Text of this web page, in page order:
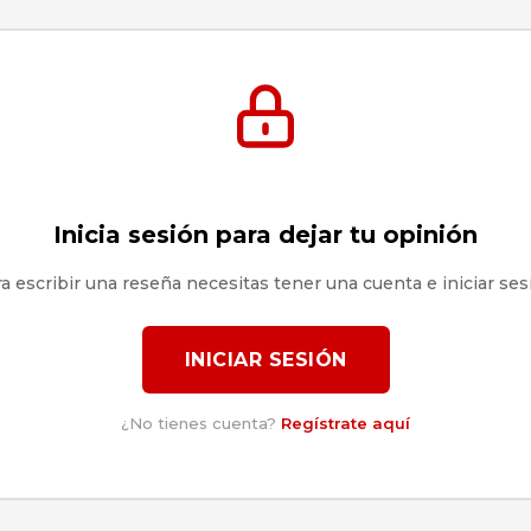
Inicia sesión para dejar tu opinión
escribir una reseña necesitas tener una cuenta e iniciar
INICIAR SESIÓN
¿No tienes cuenta? Regístrate aquí